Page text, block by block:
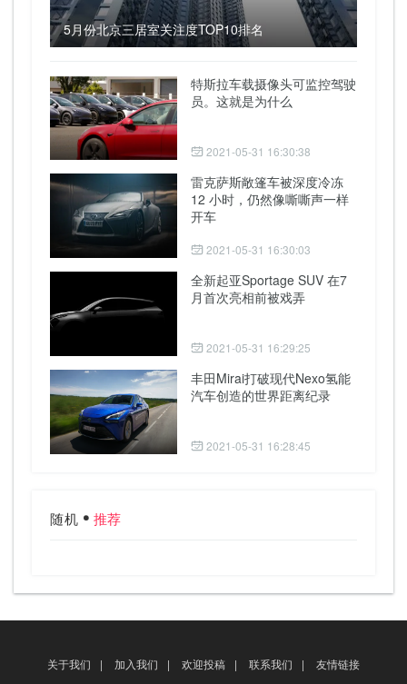
5月份北京三居室关注度TOP10排名
特斯拉车载摄像头可监控驾驶
员。这就是为什么
2021-05-31 16:30:38
雷克萨斯敞篷车被深度冷冻
12 小时，仍然像嘶嘶声一样
开车
2021-05-31 16:30:03
全新起亚Sportage SUV 在7
月首次亮相前被戏弄
2021-05-31 16:29:25
丰田Mirai打破现代Nexo氢能
汽车创造的世界距离纪录
2021-05-31 16:28:45
随机 推荐
关于我们 | 加入我们 | 欢迎投稿 | 联系我们 |
友情链接